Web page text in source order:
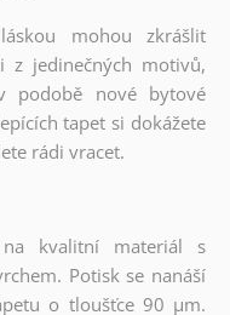
mohou zkrášlit
jedinečných motivů,
podobě nové bytové
tapet si dokážete
rádi vracet.
kvalitní materiál s
Potisk se nanáší
o tloušťce 90 µm.